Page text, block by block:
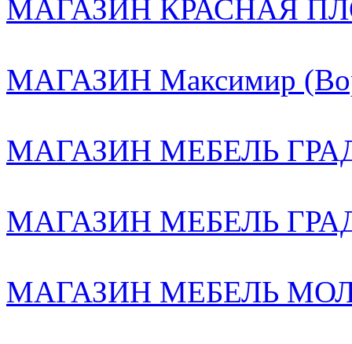
МАГАЗИН КРАСНАЯ
МАГАЗИН Максимир
МАГАЗИН МЕБЕЛЬ
МАГАЗИН МЕБЕЛЬ
МАГАЗИН МЕБЕЛЬ